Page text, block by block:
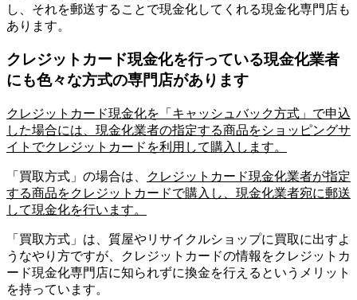
し、それを郵送することで現金化してくれる現金化専門店も
あります。
クレジットカード現金化を行っている現金化業者
にも色々な方式の専門店があります
クレジットカード現金化を「キャッシュバック方式」で申込
した場合には、現金化業者の指定する商品をショッピングサ
イトでクレジットカードを利用して購入します。
「買取方式」の場合は、
クレジットカード現金化業者が指定
する商品をクレジットカードで購入し、現金化業者宛に郵送
して現金化を行います。
「買取方式」は、質屋やリサイクルショップに買取に出すよ
うなやり方ですが、クレジットカードの情報をクレジットカ
ード現金化専門店に知られずに換金を行えるというメリット
を持っています。